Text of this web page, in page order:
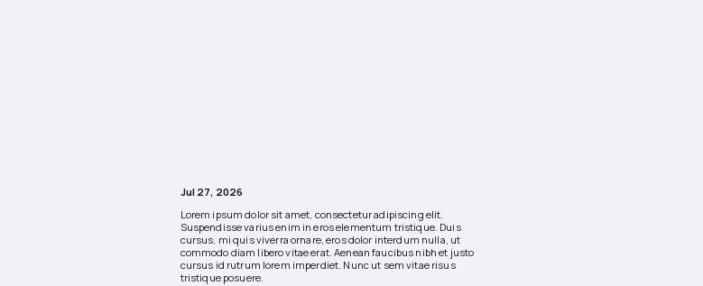
Jul 27, 2026
Lorem ipsum dolor sit amet, consectetur adipiscing elit.
Suspendisse varius enim in eros elementum tristique. Duis
cursus, mi quis viverra ornare, eros dolor interdum nulla, ut
commodo diam libero vitae erat. Aenean faucibus nibh et justo
cursus id rutrum lorem imperdiet. Nunc ut sem vitae risus
tristique posuere.